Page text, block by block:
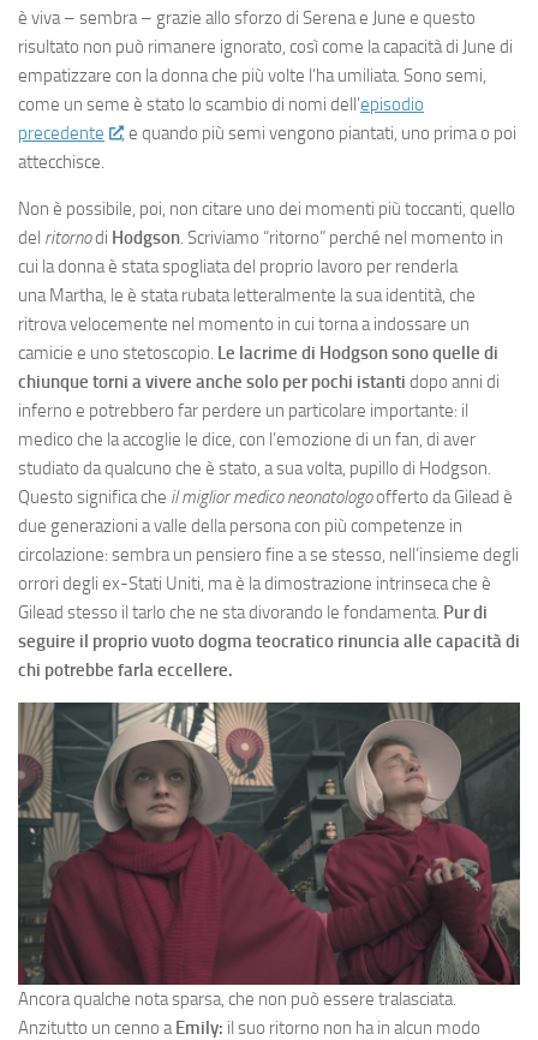
è viva – sembra – grazie allo sforzo di Serena e June e questo
risultato non può rimanere ignorato, così come la capacità di June di
empatizzare con la donna che più volte l’ha umiliata. Sono semi,
come un seme è stato lo scambio di nomi dell’episodio
precedente
, e quando più semi vengono piantati, uno prima o poi
attecchisce.
Non è possibile, poi, non citare uno dei momenti più toccanti, quello
del ritornodi Hodgson. Scriviamo “ritorno” perché nel momento in
cui la donna è stata spogliata del proprio lavoro per renderla
una Martha, le è stata rubata letteralmente la sua identità, che
ritrova velocemente nel momento in cui torna a indossare un
camicie e uno stetoscopio. Le lacrime di Hodgson sono quelle di
chiunque torni a vivere anche solo per pochi istanti dopo anni di
inferno e potrebbero far perdere un particolare importante: il
medico che la accoglie le dice, con l’emozione di un fan, di aver
studiato da qualcuno che è stato, a sua volta, pupillo di Hodgson.
Questo significa che il miglior medico neonatologoofferto da Gilead è
due generazioni a valle della persona con più competenze in
circolazione: sembra un pensiero fine a se stesso, nell’insieme degli
orrori degli ex-Stati Uniti, ma è la dimostrazione intrinseca che è
Gilead stesso il tarlo che ne sta divorando le fondamenta. Pur di
seguire il proprio vuoto dogma teocratico rinuncia alle capacità di
chi potrebbe farla eccellere.
Ancora qualche nota sparsa, che non può essere tralasciata.
Anzitutto un cenno aEmily: il suo ritorno non ha in alcun modo